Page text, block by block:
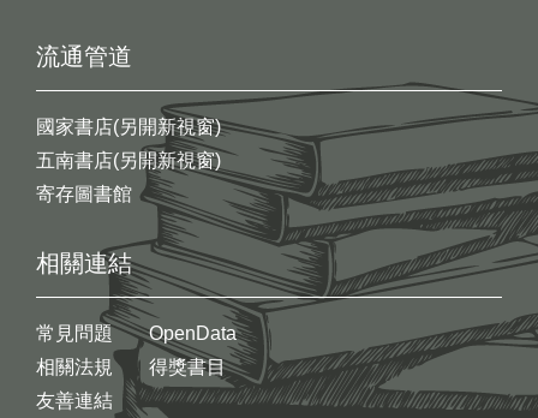
流通管道
國家書店(另開新視窗)
五南書店(另開新視窗)
寄存圖書館
相關連結
常見問題
相關法規
友善連結
OpenData
得獎書目